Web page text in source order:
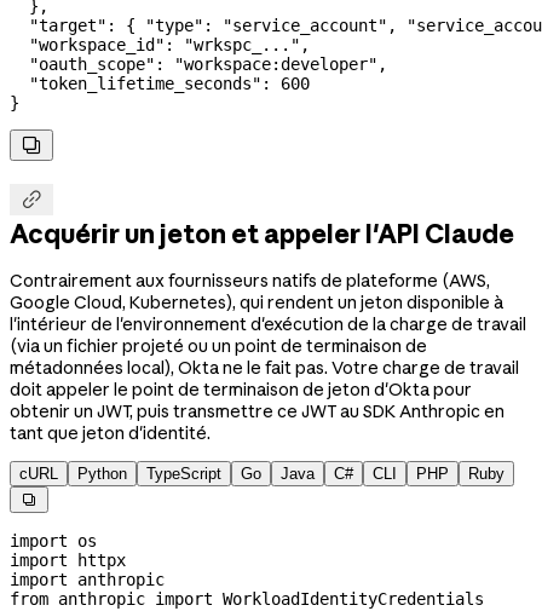
  },
  "target"
: { "type" : "service_account" ,
  "workspace_id"
: "wrkspc_..." ,
  "oauth_scope"
: "workspace:developer" ,
  "token_lifetime_seconds"
: 600
}


Acquérir un jeton et appeler l'API Claude
Contrairement aux fournisseurs natifs de plateforme (AWS,
Google Cloud, Kubernetes), qui rendent un jeton disponible à
l'intérieur de l'environnement d'exécution de la charge de travail
(via un fichier projeté ou un point de terminaison de
métadonnées local), Okta ne le fait pas. Votre charge de travail
doit appeler le point de terminaison de jeton d'Okta pour
obtenir un JWT, puis transmettre ce JWT au SDK Anthropic en
tant que jeton d'identité.
cURL Python TypeScript Go Java C# CLI PHP Ruby

import os
import httpx
import anthropic
from anthropic import WorkloadIdentityCredentials